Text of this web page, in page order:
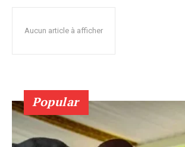
Aucun article à afficher
Popular